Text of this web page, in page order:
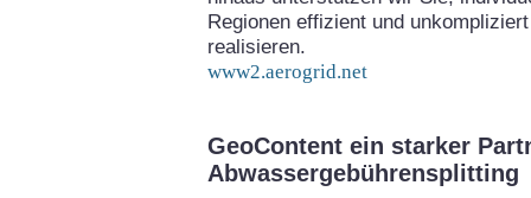
Regionen effizient und
realisieren.
www2.aerogrid.net
GeoContent ein starker
Abwassergebührensplitting